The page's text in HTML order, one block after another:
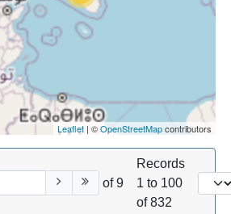
Leaflet| ©OpenStreetMapcontributors
of 9
Records
1 to 100
of 832